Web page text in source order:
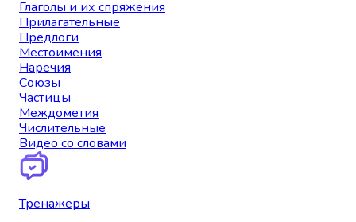
Глаголы и их спряжения
Прилагательные
Предлоги
Местоимения
Наречия
Союзы
Частицы
Междометия
Числительные
Видео со словами
Тренажеры